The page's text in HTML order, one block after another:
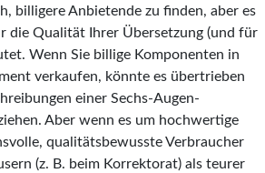
billigere Anbietende zu finden, aber es
die Qualität Ihrer Übersetzung (und für
Wenn Sie billige Komponenten in
verkaufen, könnte es übertrieben
einer Sechs-Augen-
Aber wenn es um hochwertige
qualitätsbewusste Verbraucher
(z. B. beim Korrektorat) als teurer